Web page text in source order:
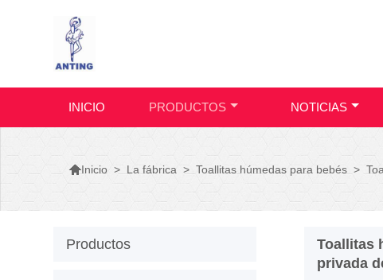
INICIO PRODUCTOS NOTICIAS
Inicio > La fábrica > Toallitas húmedas para bebés >
Toallitas
privada
Productos